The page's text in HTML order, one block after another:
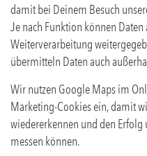
damit bei Deinem Besuch
Je nach Funktion können
Weiterverarbeitung
übermitteln Daten auch
Wir nutzen Google Maps im
Marketing-Cookies ein, damit
wiedererkennen und den
messen können.
LIMO